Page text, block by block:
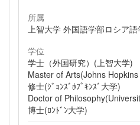
所属
上智大学 外国語学部ロシア
学位
学士（外国研究）(上智大学)
Master of Arts(Johns
修士(ｼﾞｮﾝｽﾞﾎﾌﾟｷﾝｽﾞ大学)
Doctor of
博士(ﾛﾝﾄﾞﾝ大学)